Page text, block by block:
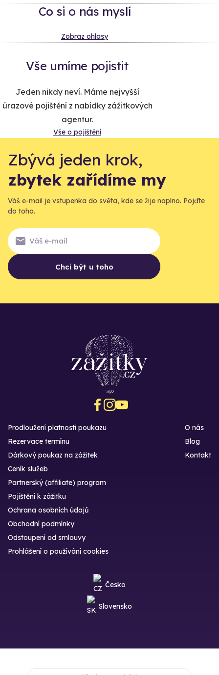
Co si o nás myslí
Zobraz ohlasy
Vše umíme pojistit
Jeden nikdy neví. Máme nejvyšší
úrazové pojištění z nabídky zážitkových
agentur.
Vše o pojištění
Zbývá jeden krok,
zbytek zařídíme my
Váš e-mail je vstupenka do světa, kde se žije naplno. Pojďte
do toho.
Chci být u toho
Prodloužení platnosti poukazu
Rezervace termínu
Dárkový poukaz na zážitek
O nás
Blog
Kontakt
Ceník služeb
Partnerský (affiliate) program
Pojištění k zážitku
Ochrana osobních údajů
Obchodní podmínky
Odstoupení od smlouvy
Prohlášení o používání cookies
Česko
Slovensko